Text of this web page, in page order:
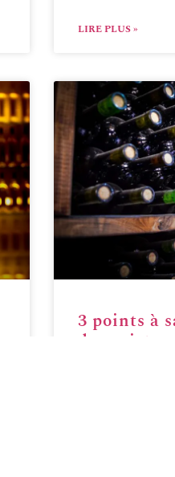
LIRE PLUS »
3 points à
de caviste